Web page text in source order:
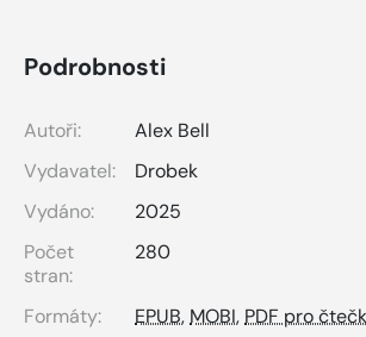
Podrobnosti
Autoři:
Alex Bell
Vydavatel:
Drobek
Vydáno:
2025
Počet
stran:
280
Formáty: EPUB, MOBI, PDF pro